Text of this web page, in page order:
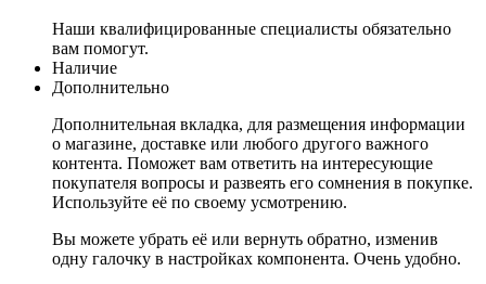
Наши квалифицированные специалисты обязательно
вам помогут.
Наличие
Дополнительно
Дополнительная вкладка, для размещения информации
о магазине, доставке или любого другого важного
контента. Поможет вам ответить на интересующие
покупателя вопросы и развеять его сомнения в покупке.
Используйте её по своему усмотрению.
Вы можете убрать её или вернуть обратно, изменив
одну галочку в настройках компонента. Очень удобно.